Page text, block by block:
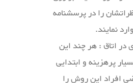
را در پرسشنامه
نمایند.
در اتاق : هر چند این
پرهزینه و ابتدایی
افراد این روش را